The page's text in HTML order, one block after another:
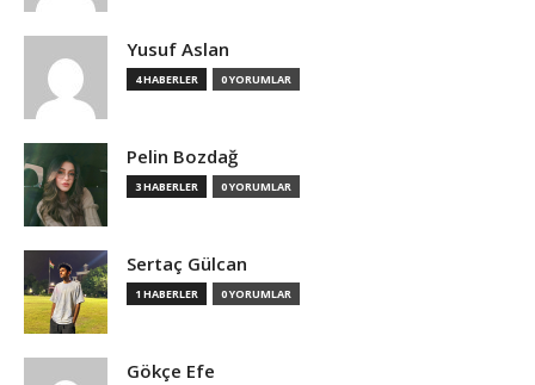
Yusuf Aslan
4 HABERLER 0 YORUMLAR
Pelin Bozdağ
3 HABERLER 0 YORUMLAR
Sertaç Gülcan
1 HABERLER 0 YORUMLAR
Gökçe Efe